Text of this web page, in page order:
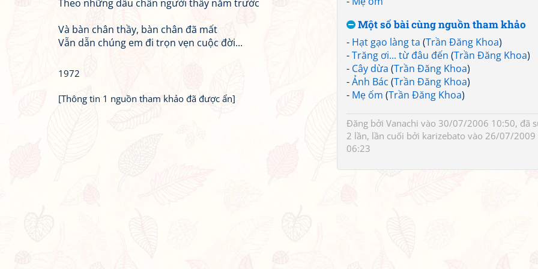
Một số bài cùng nguồn tham khảo
- Hạt gạo làng ta (Trần Đăng Khoa)
-Trăng ơi... từ đâu đến (Trần Đăng Khoa)
- Cây dừa (Trần Đăng Khoa)
-Ảnh Bác (Trần Đăng Khoa)
- Mẹ ốm (Trần Đăng Khoa)
Đăng bởi Vanachi vào 30/07/2006 10:50, đã
2 lần, lần cuối bởi karizebato vào 26/07/2009
06:23
Theo những dấu chân người thầy năm trước
Và bàn chân thầy, bàn chân đã mất
Vẫn dẫn chúng em đi trọn vẹn cuộc đời...
1972
[Thông tin 1 nguồn tham khảo đã được ẩn]